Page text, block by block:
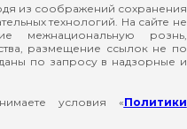
из соображений сохранения
технологий. На сайте не
межнациональную рознь,
размещение ссылок не по
по запросу в надзорные и
условия «Политики